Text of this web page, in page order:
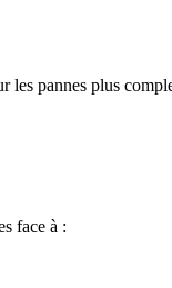
les pannes plus
face à :